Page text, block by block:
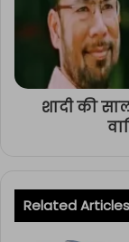
शादी की
Related Articles